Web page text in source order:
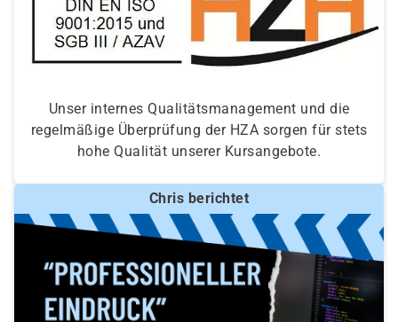
Unser internes Qualitätsmanagement und die
regelmäßige Überprüfung der HZA sorgen für stets
hohe Qualität unserer Kursangebote.
Chris berichtet